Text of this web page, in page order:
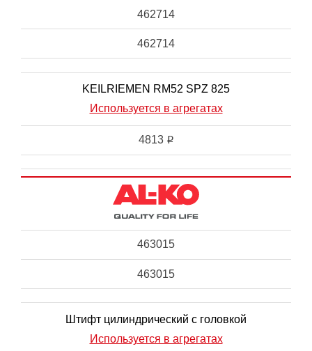
462714
462714
KEILRIEMEN RM52 SPZ 825
Используется в агрегатах
4813 i
463015
463015
Штифт цилиндрический с головкой
Используется в агрегатах